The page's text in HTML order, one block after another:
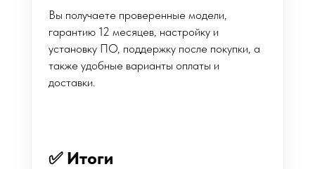
Вы получаете проверенные модели,
гарантию 12 месяцев, настройку и
установку ПО, поддержку после покупки, а
также удобные варианты оплаты и
доставки.
✅ Итоги